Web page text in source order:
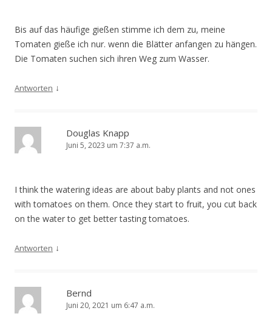
Bis auf das häufige gießen stimme ich dem zu, meine
Tomaten gieße ich nur. wenn die Blätter anfangen zu hängen.
Die Tomaten suchen sich ihren Weg zum Wasser.
Antworten ↓
Douglas Knapp
Juni 5, 2023 um 7:37 a.m.
I think the watering ideas are about baby plants and not ones
with tomatoes on them. Once they start to fruit, you cut back
on the water to get better tasting tomatoes.
Antworten ↓
Bernd
Juni 20, 2021 um 6:47 a.m.